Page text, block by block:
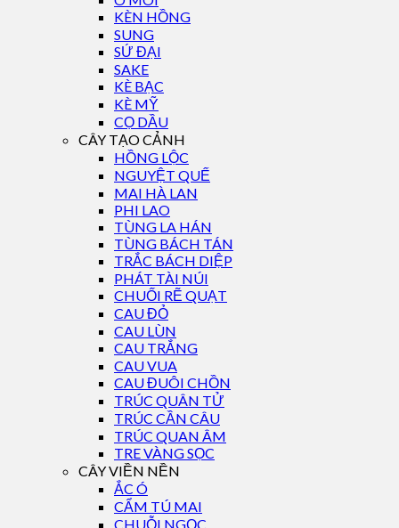
KÈN HỒNG
SUNG
SỨ ĐẠI
SAKE
KÈ BẠC
KÈ MỸ
CỌ DẦU
CÂY TẠO CẢNH
HỒNG LỘC
NGUYỆT QUẾ
MAI HÀ LAN
PHI LAO
TÙNG LA HÁN
TÙNG BÁCH TÁN
TRẮC BÁCH DIỆP
PHÁT TÀI NÚI
CHUỐI RẼ QUẠT
CAU ĐỎ
CAU LÙN
CAU TRẮNG
CAU VUA
CAU ĐUÔI CHỒN
TRÚC QUÂN TỬ
TRÚC CẦN CÂU
TRÚC QUAN ÂM
TRE VÀNG SỌC
CÂY VIỀN NỀN
ẮC Ó
CẨM TÚ MAI
CHUỖI NGỌC